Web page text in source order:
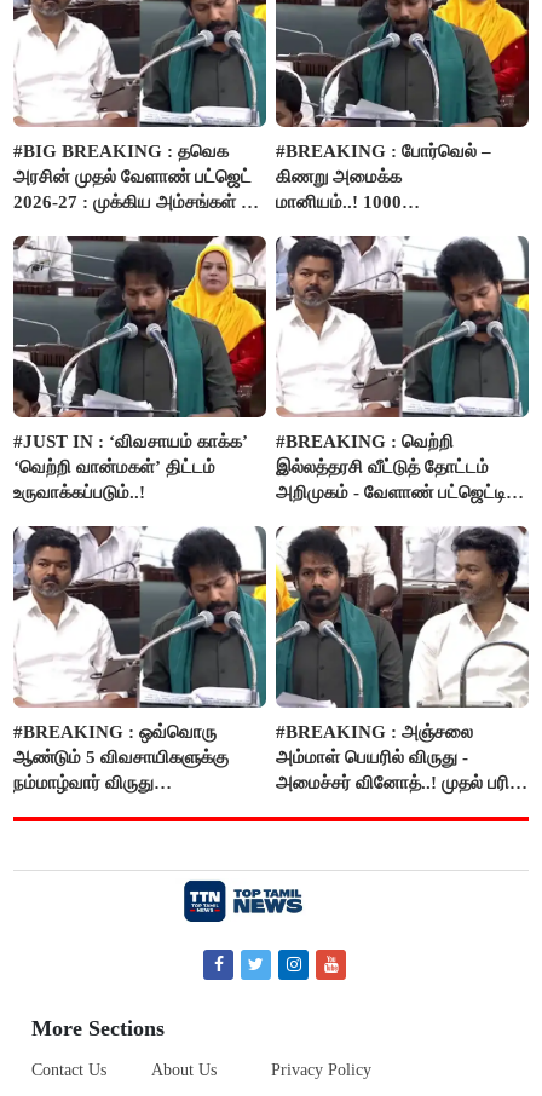
#BIG BREAKING : தவெக
அரசின் முதல் வேளாண் பட்ஜெட்
2026-27 : முக்கிய அம்சங்கள் ஓர்
#BREAKING : போர்வெல் –
கிணறு அமைக்க
மானியம்..! 1000
பம்புசெட் வழங்கப்படும்..!
#JUST IN : ‘விவசாயம் காக்க’
‘வெற்றி வான்மகள்’ திட்டம்
உருவாக்கப்படும்..!
#BREAKING : வெற்றி
இல்லத்தரசி வீட்டுத் தோட்டம்
அறிமுகம் - வேளாண் பட்ஜெட்டில்
#BREAKING : ஒவ்வொரு
ஆண்டும் 5 விவசாயிகளுக்கு
நம்மாழ்வார் விருது
#BREAKING : அஞ்சலை
அம்மாள் பெயரில் விருது -
அமைச்சர் வினோத்..! முதல் பரிசு
More Sections
Contact Us About Us Privacy Policy